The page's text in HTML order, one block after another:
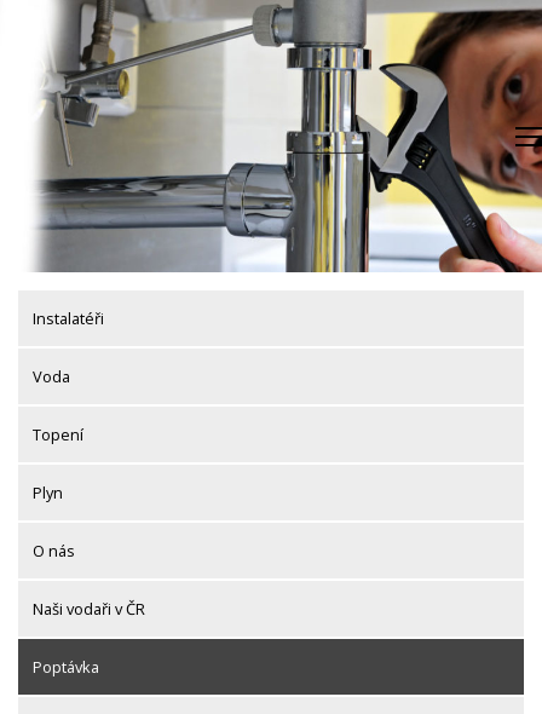
content
Instalatéři
Voda
Topení
Plyn
O nás
Naši vodaři v ČR
Poptávka